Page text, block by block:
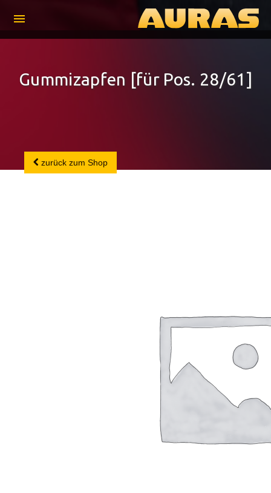
menu
zurück zum Shop
Gummizapfen [für Pos. 28/61]